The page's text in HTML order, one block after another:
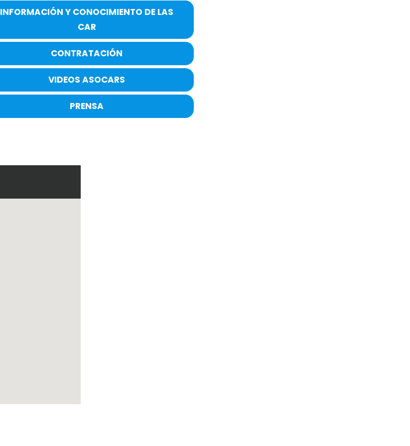
INFORMACIÓN Y CONOCIMIENTO DE LAS
CAR
CONTRATACIÓN
VIDEOS ASOCARS
PRENSA